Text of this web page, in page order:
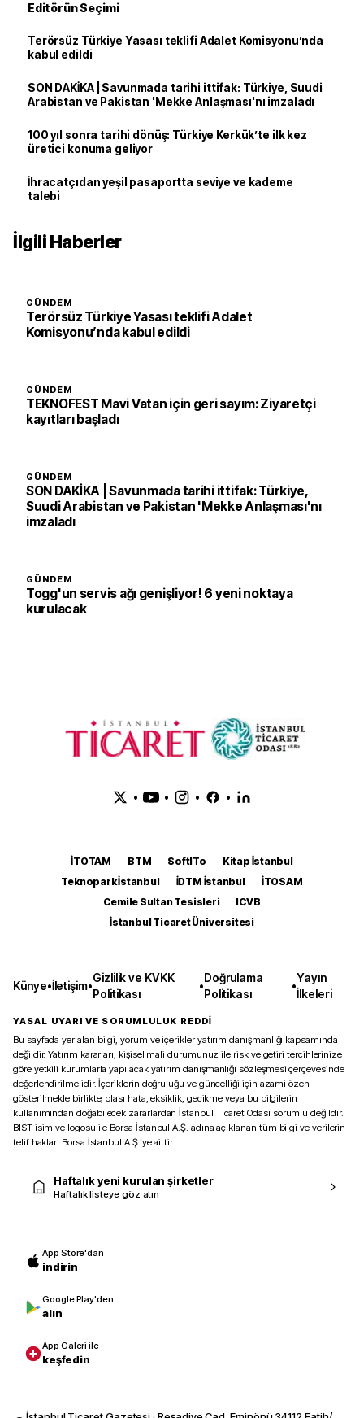
Editörün Seçimi
Terörsüz Türkiye Yasası teklifi Adalet Komisyonu’nda
kabul edildi
SON DAKİKA | Savunmada tarihi ittifak: Türkiye, Suudi
Arabistan ve Pakistan 'Mekke Anlaşması'nı imzaladı
100 yıl sonra tarihi dönüş: Türkiye Kerkük’te ilk kez
üretici konuma geliyor
İhracatçıdan yeşil pasaportta seviye ve kademe
talebi
İlgili Haberler
GÜNDEM
Terörsüz Türkiye Yasası teklifi Adalet
Komisyonu’nda kabul edildi
GÜNDEM
TEKNOFEST Mavi Vatan için geri sayım: Ziyaretçi
kayıtları başladı
GÜNDEM
SON DAKİKA | Savunmada tarihi ittifak: Türkiye,
Suudi Arabistan ve Pakistan 'Mekke Anlaşması'nı
imzaladı
GÜNDEM
Togg'un servis ağı genişliyor! 6 yeni noktaya
kurulacak
• • • •
İTOTAM BTM SoftITo
Kitap İstanbul
Teknopark İstanbul
İDTM İstanbul
İTOSAM
Cemile Sultan Tesisleri
ICVB
İstanbul Ticaret Üniversitesi
Künye•İletişim•
Gizlilik ve KVKK
Politikası
•
Doğrulama
Politikası
•
Yayın
İlkeleri
YASAL UYARI VE SORUMLULUK REDDİ
Bu sayfada yer alan bilgi, yorum ve içerikler yatırım danışmanlığı kapsamında
değildir. Yatırım kararları, kişisel mali durumunuz ile risk ve getiri tercihlerinize
göre yetkili kurumlarla yapılacak yatırım danışmanlığı sözleşmesi çerçevesinde
değerlendirilmelidir. İçeriklerin doğruluğu ve güncelliği için azami özen
gösterilmekle birlikte, olası hata, eksiklik, gecikme veya bu bilgilerin
kullanımından doğabilecek zararlardan İstanbul Ticaret Odası sorumlu değildir.
BIST isim ve logosu ile Borsa İstanbul A.Ş. adına açıklanan tüm bilgi ve verilerin
telif hakları Borsa İstanbul A.Ş.’ye aittir.
Haftalık yeni kurulan şirketler
Haftalık listeye göz atın
App Store'dan
indirin
Google Play'den
alın
App Galeri ile
keşfedin